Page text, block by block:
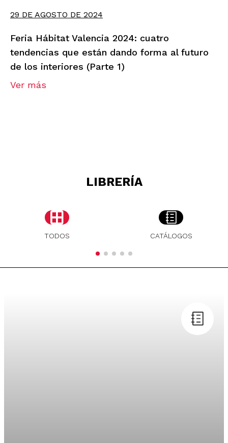
29 DE AGOSTO DE 2024
Feria Hábitat Valencia 2024: cuatro
tendencias que están dando forma al futuro
de los interiores (Parte 1)
Ver más
LIBRERÍA
TODOS CATÁLOGOS